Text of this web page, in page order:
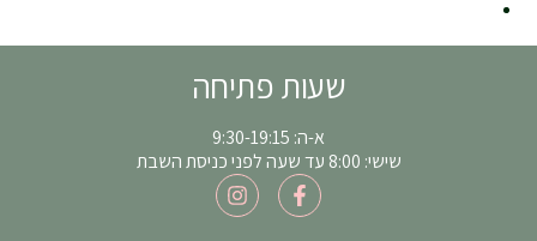
שעות פתיחה
א-ה: 9:30-19:15
שישי: 8:00 עד שעה לפני כניסת השבת
F
a
c
I
n
s